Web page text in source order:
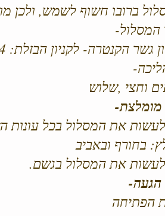
ברובו חשוף לשמש, ולכן
המסלול-
גשר הקנטרה- לקניון הבזלת: 4 קמ
וחצי ,שלוש
מומלצת-
לעשות את המסלול בכל עונות
בחורף ובאביב
לעשות את המסלול בגשם.
הגעה-
הפתיחה